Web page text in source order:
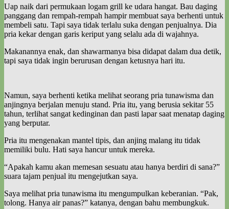
Uap naik dari permukaan logam grill ke udara hangat. Bau daging
panggang dan rempah-rempah hampir membuat saya berhenti untuk
membeli satu. Tapi saya tidak terlalu suka dengan penjualnya. Dia
pria kekar dengan garis keriput yang selalu ada di wajahnya.
Makanannya enak, dan shawarmanya bisa didapat dalam dua detik,
tapi saya tidak ingin berurusan dengan ketusnya hari itu.
Namun, saya berhenti ketika melihat seorang pria tunawisma dan
anjingnya berjalan menuju stand. Pria itu, yang berusia sekitar 55
tahun, terlihat sangat kedinginan dan pasti lapar saat menatap daging
yang berputar.
Pria itu mengenakan mantel tipis, dan anjing malang itu tidak
memiliki bulu. Hati saya hancur untuk mereka.
“Apakah kamu akan memesan sesuatu atau hanya berdiri di sana?”
suara tajam penjual itu mengejutkan saya.
Saya melihat pria tunawisma itu mengumpulkan keberanian. “Pak,
tolong. Hanya air panas?” katanya, dengan bahu membungkuk.